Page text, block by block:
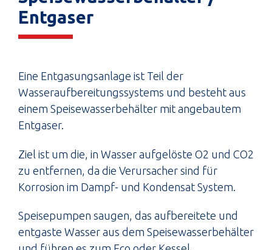
Entgaser
Eine Entgasungsanlage ist Teil der
Wasseraufbereitungssystems und besteht aus
einem Speisewasserbehälter mit angebautem
Entgaser.
Ziel ist um die, in Wasser aufgelöste O2 und CO2
zu entfernen, da die Verursacher sind für
Korrosion im Dampf- und Kondensat System.
Speisepumpen saugen, das aufbereitete und
entgaste Wasser aus dem Speisewasserbehälter